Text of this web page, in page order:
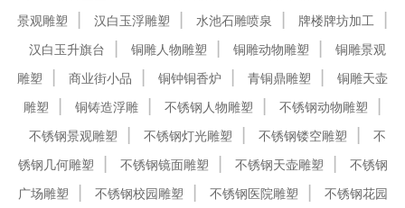
景观雕塑
汉白玉浮雕塑 水池石雕喷泉
牌楼牌坊加工
汉白玉升旗台
铜雕人物雕塑 铜雕动物雕塑
铜雕景观
雕塑
商业街小品 铜钟铜香炉 青铜鼎雕塑
铜雕天壶
雕塑
铜铸造浮雕 不锈钢人物雕塑
不锈钢动物雕塑
不锈钢景观雕塑
不锈钢灯光雕塑 不锈钢镂空雕塑
不
锈钢几何雕塑
不锈钢镜面雕塑 不锈钢天壶雕塑
不锈钢
广场雕塑
不锈钢校园雕塑 不锈钢医院雕塑
不锈钢花园